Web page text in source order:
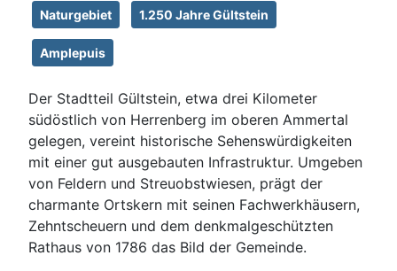
Naturgebiet 1.250 Jahre Gültstein
Amplepuis
Der Stadtteil Gültstein, etwa drei Kilometer
südöstlich von Herrenberg im oberen Ammertal
gelegen, vereint historische Sehenswürdigkeiten
mit einer gut ausgebauten Infrastruktur. Umgeben
von Feldern und Streuobstwiesen, prägt der
charmante Ortskern mit seinen Fachwerkhäusern,
Zehntscheuern und dem denkmalgeschützten
Rathaus von 1786 das Bild der Gemeinde.